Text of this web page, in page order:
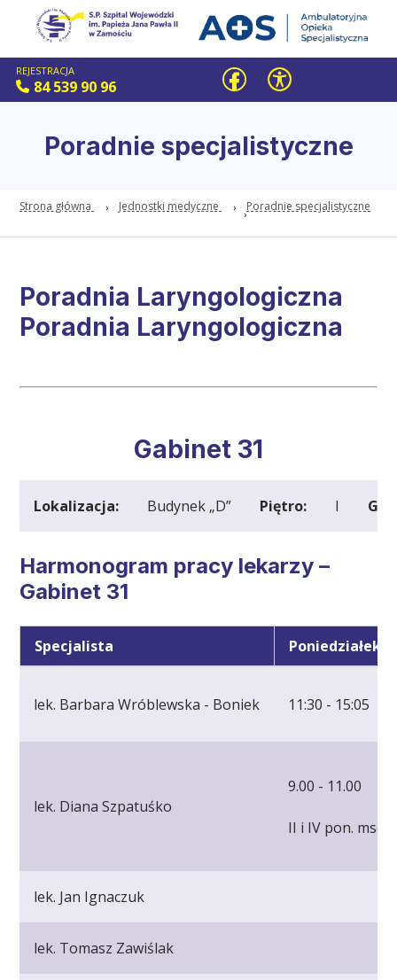
REJESTRACJA
84 539 90 96
Poradnie specjalistyczne
Strona główna Jednostki medyczne Poradnie specjalistyczne
Poradnia Laryngologiczna
Poradnia Laryngologiczna
Gabinet 31
Lokalizacja: Budynek „D” Piętro: I
Harmonogram pracy lekarzy –
Gabinet 31
Specjalista Poniedziałek
lek. Barbara Wróblewska - Boniek 11:30 - 15:05
lek. Diana Szpatuśko
9.00 - 11.00
II i IV pon. msc.
lek. Jan Ignaczuk
lek. Tomasz Zawiślak